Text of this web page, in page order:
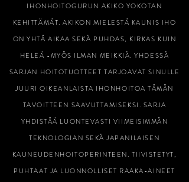
IHONHOITOGURUN AKIKO YOKOTAN
KEHITTÄMÄT. AKIKON MIELESTÄ KAUNIS IHO
ON YHTÄ AIKAA SEKÄ PUHDAS, KIRKAS KUIN
HELEÄ -MYÖS ILMAN MEIKKIÄ. YHDESSÄ
SARJAN HOITOTUOTTEET TARJOAVAT SINULLE
JUURI OIKEANLAISTA IHONHOITOA TÄMÄN
TAVOITTEEN SAAVUTTAMISEKSI. SARJA
YHDISTÄÄ LUONTEVASTI VIIMEISIMMÄN
TEKNOLOGIAN SEKÄ JAPANILAISEN
KAUNEUDENHOITOPERINTEEN. TIIVISTETYT,
PUHTAAT JA LUONNOLLISET RAAKA-AINEET